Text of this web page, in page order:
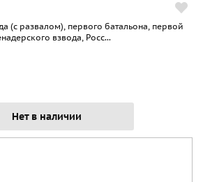
(с развалом), первого батальона, первой
взвода, Росс...
Нет в наличии